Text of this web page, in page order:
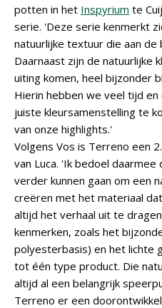
potten in het Inspyrium te
serie. 'Deze serie kenmerkt
natuurlijke textuur die aan
Daarnaast zijn de natuurlijke
uiting komen, heel bijzonder
Hierin hebben we veel tijd
juiste kleursamenstelling te
van onze highlights.'
Volgens Vos is Terreno een
van Luca. 'Ik bedoel
verder kunnen gaan om een
creëren met het materiaal
altijd het verhaal uit te
kenmerken, zoals het
polyesterbasis) en het lichte
tot één type product. Die
altijd al een belangrijk
Terreno er een